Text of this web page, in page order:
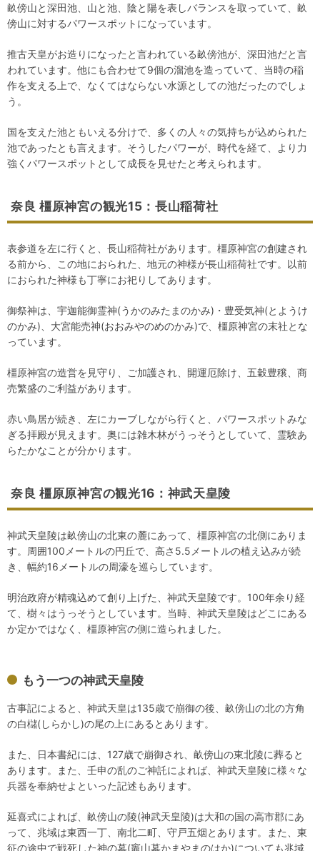
畝傍山と深田池、山と池、陰と陽を表しバランスを取っていて、畝
傍山に対するパワースポットになっています。
推古天皇がお造りになったと言われている畝傍池が、深田池だと言
われています。他にも合わせて9個の溜池を造っていて、当時の稲
作を支える上で、なくてはならない水源としての池だったのでしょ
う。
国を支えた池ともいえる分けで、多くの人々の気持ちが込められた
池であったとも言えます。そうしたパワーが、時代を経て、より力
強くパワースポットとして成長を見せたと考えられます。
奈良 橿原神宮の観光15：長山稲荷社
表参道を左に行くと、長山稲荷社があります。橿原神宮の創建され
る前から、この地におられた、地元の神様が長山稲荷社です。以前
におられた神様も丁寧にお祀りしてあります。
御祭神は、宇迦能御霊神(うかのみたまのかみ)・豊受気神(とようけ
のかみ)、大宮能売神(おおみやのめのかみ)で、橿原神宮の末社とな
っています。
橿原神宮の造営を見守り、ご加護され、開運厄除け、五穀豊穣、商
売繁盛のご利益があります。
赤い鳥居が続き、左にカーブしながら行くと、パワースポットみな
ぎる拝殿が見えます。奥には雑木林がうっそうとしていて、霊験あ
らたかなことが分かります。
奈良 橿原原神宮の観光16：神武天皇陵
神武天皇陵は畝傍山の北東の麓にあって、橿原神宮の北側にありま
す。周囲100メートルの円丘で、高さ5.5メートルの植え込みが続
き、幅約16メートルの周濠を巡らしています。
明治政府が精魂込めて創り上げた、神武天皇陵です。100年余り経
て、樹々はうっそうとしています。当時、神武天皇陵はどこにある
か定かではなく、橿原神宮の側に造られました。
もう一つの神武天皇陵
古事記によると、神武天皇は135歳で崩御の後、畝傍山の北の方角
の白櫧(しらかし)の尾の上にあるとあります。
また、日本書紀には、127歳で崩御され、畝傍山の東北陵に葬ると
あります。また、壬申の乱のご神託によれば、神武天皇陵に様々な
兵器を奉納せよといった記述もあります。
延喜式によれば、畝傍山の陵(神武天皇陵)は大和の国の高市郡にあ
って、兆域は東西一丁、南北二町、守戸五烟とあります。また、東
征の途中で戦死した神の墓(竈山墓かまやまのはか)についても兆域